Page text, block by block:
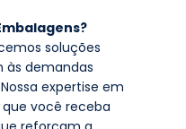
soluções
às demandas
expertise em
você receba